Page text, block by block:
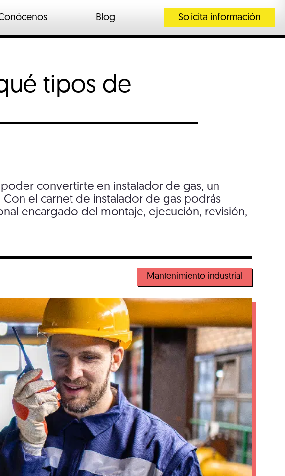
Blog Solicita información
tipos de
convertirte en instalador de gas, un
el carnet de instalador de gas podrás
encargado del montaje, ejecución, revisión,
Mantenimiento industrial